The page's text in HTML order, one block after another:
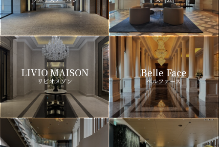
LIVIO MAISON
リビオメゾン
Belle Face
ベルファース